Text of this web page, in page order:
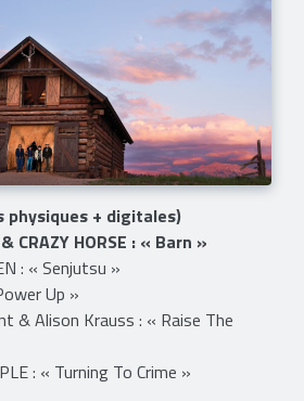
physiques + digitales)
CRAZY HORSE : « Barn »
: « Senjutsu »
Up »
& Alison Krauss : « Raise The
: « Turning To Crime »